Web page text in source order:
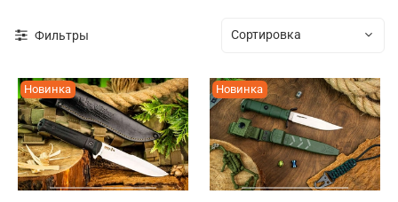
Фильтры
Новинка Новинка